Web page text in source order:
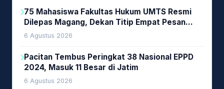
75 Mahasiswa Fakultas Hukum UMTS Resmi
Dilepas Magang, Dekan Titip Empat Pesan
Penting
6 Agustus 2026
Pacitan Tembus Peringkat 38 Nasional EPPD
2024, Masuk 11 Besar di Jatim
6 Agustus 2026